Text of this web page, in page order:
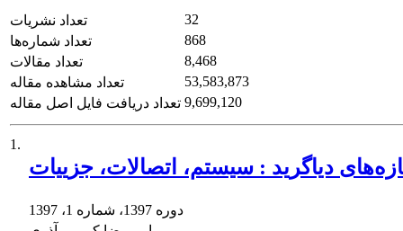
تعداد نشریات
32
تعداد شماره‌ها
868
تعداد مقالات
8,468
تعداد مشاهده مقاله
53,583,873
تعداد دریافت فایل اصل مقاله 9,699,120
1.
دﯾﺎﮔﺮﯾﺪ : ﺳﯿﺴﺘﻢ، اﺗﺼﺎﻻت، ﺟﺰﯾﯿﺎت
دوره 1397، شماره 1، 1397